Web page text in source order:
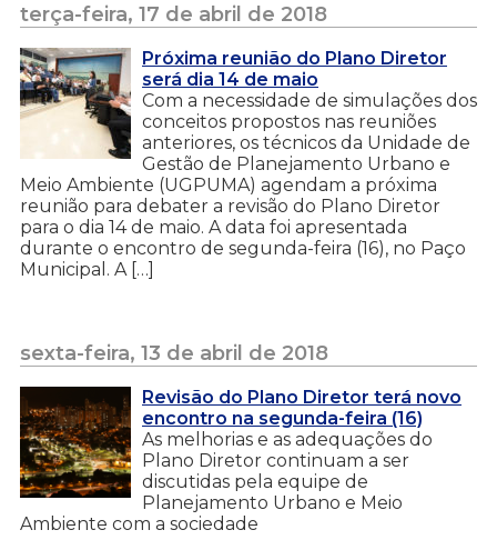
terça-feira, 17 de abril de 2018
Próxima reunião do Plano Diretor
será dia 14 de maio
Com a necessidade de simulações dos
conceitos propostos nas reuniões
anteriores, os técnicos da Unidade de
Gestão de Planejamento Urbano e
Meio Ambiente (UGPUMA) agendam a próxima
reunião para debater a revisão do Plano Diretor
para o dia 14 de maio. A data foi apresentada
durante o encontro de segunda-feira (16), no Paço
Municipal. A […]
sexta-feira, 13 de abril de 2018
Revisão do Plano Diretor terá novo
encontro na segunda-feira (16)
As melhorias e as adequações do
Plano Diretor continuam a ser
discutidas pela equipe de
Planejamento Urbano e Meio
Ambiente com a sociedade